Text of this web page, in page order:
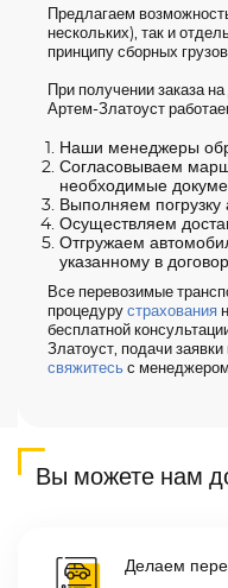
Предлагаем
нескольких), так и
принципу сборных
При получении заказа
Артем-Златоуст
Наши менеджеры
Согласовываем
необходимые
Выполняем погрузку
Осуществляем
Отгружаем
указанному в
Все перевозимые
процедуру страхования
бесплатной
Златоуст, подачи
свяжитесь с
Вы можете нам
Делаем